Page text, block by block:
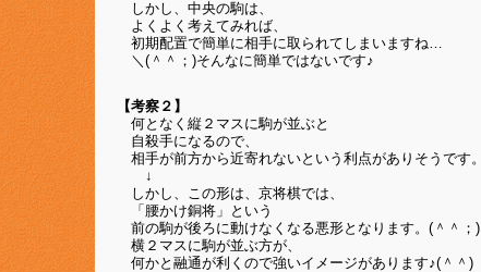
しかし、中央の駒は、
よくよく考えてみれば、
初期配置で簡単に相手に取られてしまいますね…
＼(＾＾；)そんなに簡単ではないです♪
【考察２】
何となく縦２マスに駒が並ぶと
自殺手になるので、
相手が前方から近寄れないという利点がありそうです。
↓
しかし、この形は、京将棋では、
「腰かけ銅将」という
前の駒が後ろに動けなくなる悪形となります。(＾＾；)
横２マスに駒が並ぶ方が、
何かと融通が利くので強いイメージがあります♪(＾＾)